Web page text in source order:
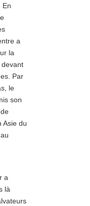
En
a
la
Par
le
son
Asie du
a
là